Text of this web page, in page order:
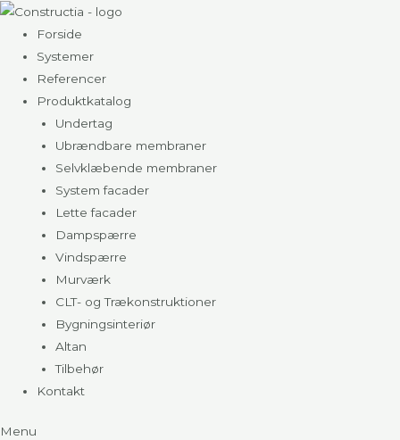
Gå
indholdet
Forside
Systemer
Referencer
Produktkatalog
Undertag
Ubrændbare membraner
Selvklæbende membraner
System facader
Lette facader
Dampspærre
Vindspærre
Murværk
CLT- og Trækonstruktioner
Bygningsinteriør
Altan
Tilbehør
Kontakt
Menu